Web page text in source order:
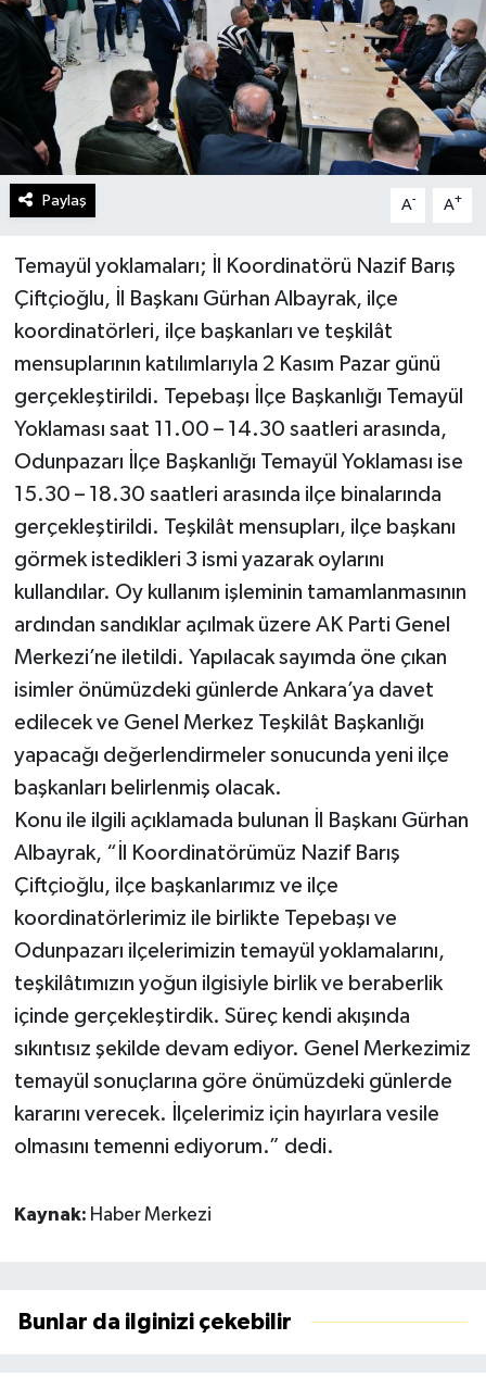
Paylaş A- A+
Temayül yoklamaları; İl Koordinatörü Nazif Barış
Çiftçioğlu, İl Başkanı Gürhan Albayrak, ilçe
koordinatörleri, ilçe başkanları ve teşkilât
mensuplarının katılımlarıyla 2 Kasım Pazar günü
gerçekleştirildi. Tepebaşı İlçe Başkanlığı Temayül
Yoklaması saat 11.00 – 14.30 saatleri arasında,
Odunpazarı İlçe Başkanlığı Temayül Yoklaması ise
15.30 – 18.30 saatleri arasında ilçe binalarında
gerçekleştirildi. Teşkilât mensupları, ilçe başkanı
görmek istedikleri 3 ismi yazarak oylarını
kullandılar. Oy kullanım işleminin tamamlanmasının
ardından sandıklar açılmak üzere AK Parti Genel
Merkezi’ne iletildi. Yapılacak sayımda öne çıkan
isimler önümüzdeki günlerde Ankara’ya davet
edilecek ve Genel Merkez Teşkilât Başkanlığı
yapacağı değerlendirmeler sonucunda yeni ilçe
başkanları belirlenmiş olacak.
Konu ile ilgili açıklamada bulunan İl Başkanı Gürhan
Albayrak, “İl Koordinatörümüz Nazif Barış
Çiftçioğlu, ilçe başkanlarımız ve ilçe
koordinatörlerimiz ile birlikte Tepebaşı ve
Odunpazarı ilçelerimizin temayül yoklamalarını,
teşkilâtımızın yoğun ilgisiyle birlik ve beraberlik
içinde gerçekleştirdik. Süreç kendi akışında
sıkıntısız şekilde devam ediyor. Genel Merkezimiz
temayül sonuçlarına göre önümüzdeki günlerde
kararını verecek. İlçelerimiz için hayırlara vesile
olmasını temenni ediyorum.” dedi.
Kaynak: Haber Merkezi
Bunlar da ilginizi çekebilir
Magazin
Politika
Sağlık
Spor
Yaşam
Yurttan